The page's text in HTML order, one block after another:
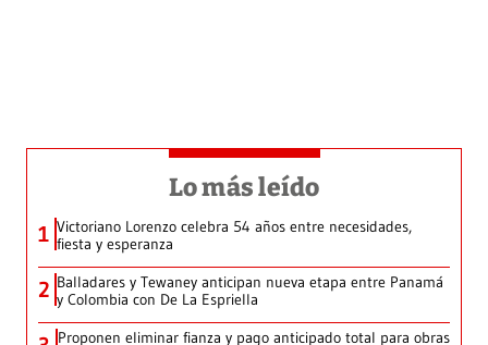
Lo más leído
1 Victoriano Lorenzo celebra 54 años entre necesidades,
fiesta y esperanza
2 Balladares y Tewaney anticipan nueva etapa entre Panamá
y Colombia con De La Espriella
Proponen eliminar fianza y pago anticipado total para obras